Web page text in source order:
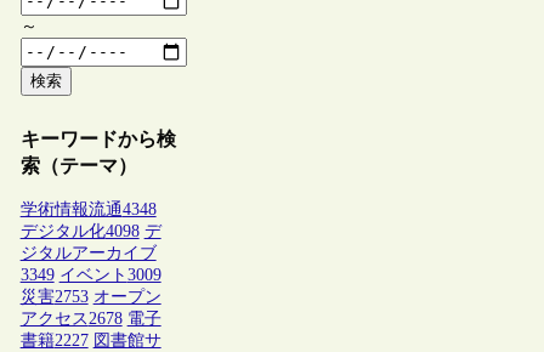
～
検索
キーワードから検
索（テーマ）
学術情報流通4348
デジタル化4098 デ
ジタルアーカイブ
3349 イベント 3009
災害2753 オープン
アクセス2678 電子
書籍2227 図書館サ